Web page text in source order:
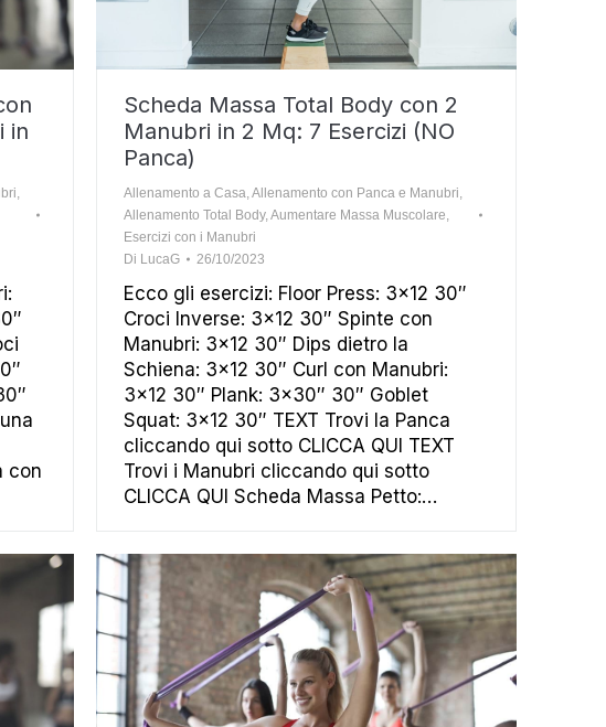
in
,
con
Scheda Massa Total Body con 2
Manubri in 2 Mq: 7 Esercizi (NO
Panca)
Allenamento a Casa,Allenamento con Panca e Manubri,
Allenamento Total Body,Aumentare Massa Muscolare,
Esercizi con i Manubri
Di LucaG 26/10/2023
Ecco gli esercizi: Floor Press: 3×12 30″
Croci Inverse: 3×12 30″ Spinte con
Manubri: 3×12 30″ Dips dietro la
Schiena: 3×12 30″ Curl con Manubri:
3×12 30″ Plank: 3×30″ 30″ Goblet
Squat: 3×12 30″ TEXT Trovi la Panca
cliccando qui sotto CLICCA QUI TEXT
Trovi i Manubri cliccando qui sotto
CLICCA QUI Scheda Massa Petto:…